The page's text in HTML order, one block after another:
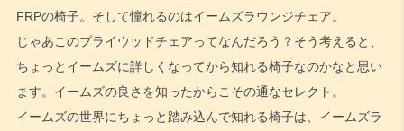
FRPの椅子。そして憧れるのはイームズラウンジチェア。
じゃあこのプライウッドチェアってなんだろう？そう考えると、
ちょっとイームズに詳しくなってから知れる椅子なのかなと思い
ます。イームズの良さを知ったからこその通なセレクト。
イームズの世界にちょっと踏み込んで知れる椅子は、イームズラ